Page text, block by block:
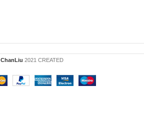
ChanLiu 2021 CREATED